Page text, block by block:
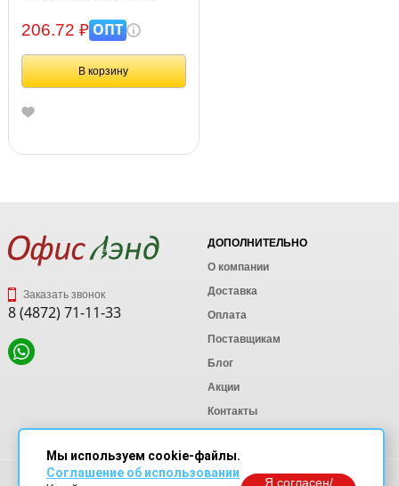
О10П-440х15
206.72 ₽ОПТ
В корзину
Заказать звонок
8 (4872) 71-11-33
ДОПОЛНИТЕЛЬНО
О компании
Доставка
Оплата
Поставщикам
Блог
Акции
Контакты
Политика конфиденциальности
Мы используем cookie-файлы.
Соглашение об использовании
Я согласен/